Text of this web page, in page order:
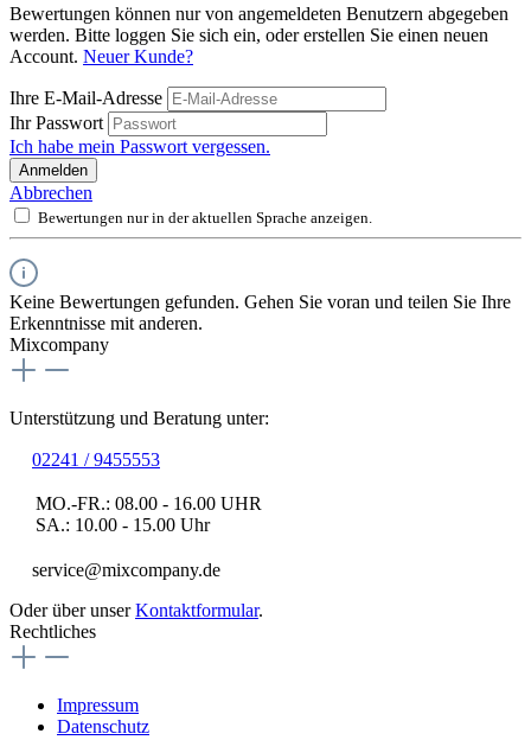
Bewertungen können nur von angemeldeten Benutzern abgegeben
werden. Bitte loggen Sie sich ein, oder erstellen Sie einen neuen
Account. Neuer Kunde?
Ihre E-Mail-Adresse
Ihr Passwort
Ich habe mein Passwort vergessen.
Anmelden
Abbrechen
Bewertungen nur in der aktuellen Sprache anzeigen.
Keine Bewertungen gefunden. Gehen Sie voran und teilen Sie Ihre
Erkenntnisse mit anderen.
Mixcompany
Unterstützung und Beratung unter:
02241 / 9455553
MO.-FR.: 08.00 - 16.00 UHR
SA.: 10.00 - 15.00 Uhr
service@mixcompany.de
Oder über unserKontaktformular.
Rechtliches
Impressum
Datenschutz